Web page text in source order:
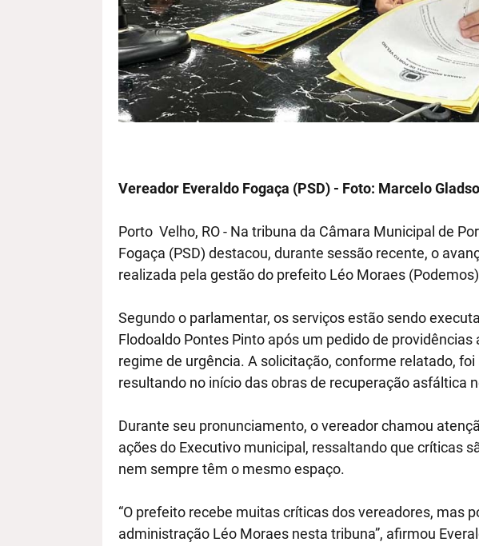
Vereador Everaldo Fogaça (PSD) - Foto: Marcelo
Porto Velho, RO - Na tribuna da Câmara Municipal de
Fogaça (PSD) destacou, durante sessão recente, o
realizada pela gestão do prefeito Léo Moraes
Segundo o parlamentar, os serviços estão sendo
Flodoaldo Pontes Pinto após um pedido de
regime de urgência. A solicitação, conforme relatado,
resultando no início das obras de recuperação asfáltica
Durante seu pronunciamento, o vereador chamou
ações do Executivo municipal, ressaltando que críticas
nem sempre têm o mesmo espaço.
“O prefeito recebe muitas críticas dos vereadores, mas
administração Léo Moraes nesta tribuna”, afirmou